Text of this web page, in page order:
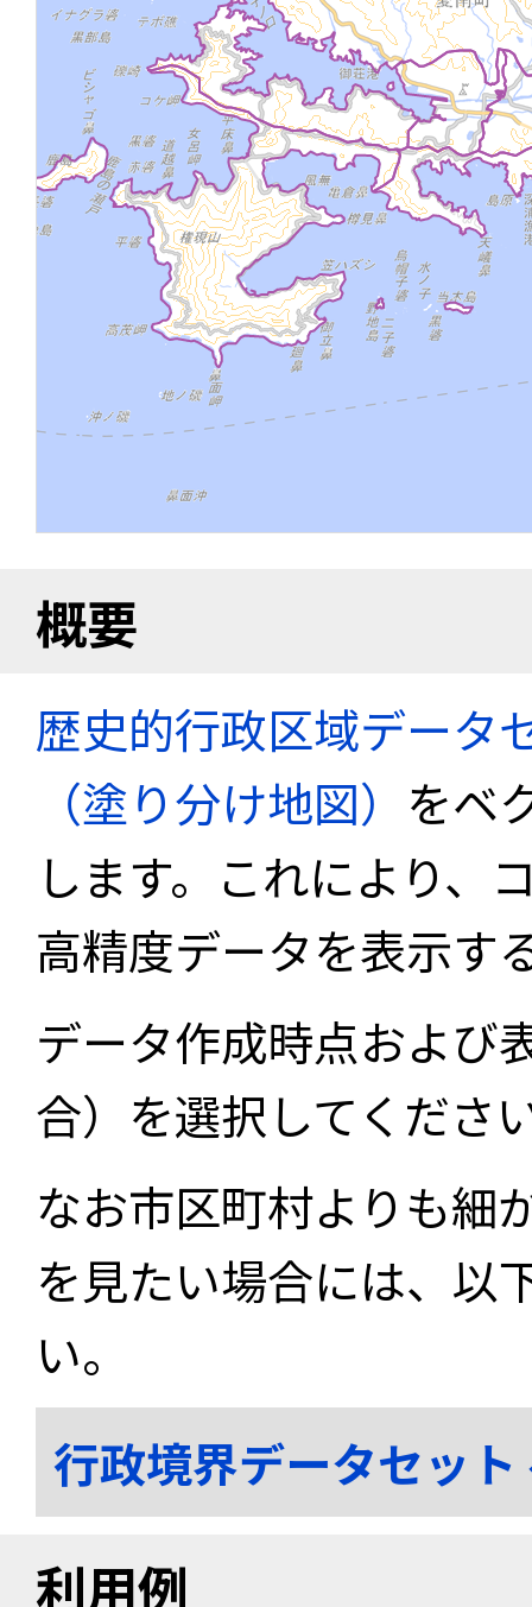
概要
歴史的行政区域データ
（塗り分け地図） をベ
します。これにより、
高精度データを表示す
データ作成時点および
合）を選択してくださ
なお市区町村よりも細
を見たい場合には、以
い。
行政境界データセッ
利用例